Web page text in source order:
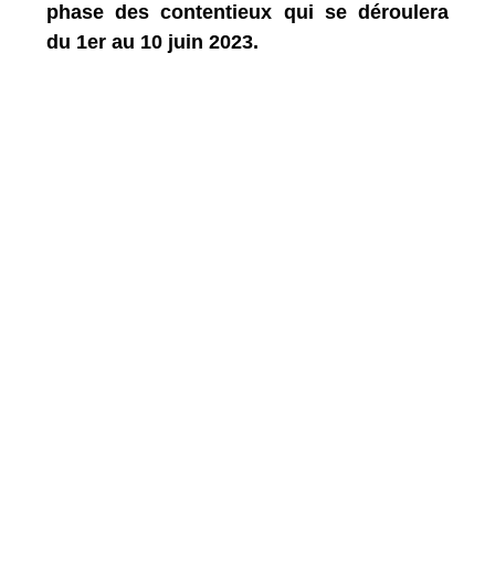
phase des contentieux qui se déroulera
du 1er au 10 juin 2023.